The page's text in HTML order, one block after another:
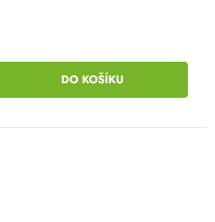
DO KOŠÍKU